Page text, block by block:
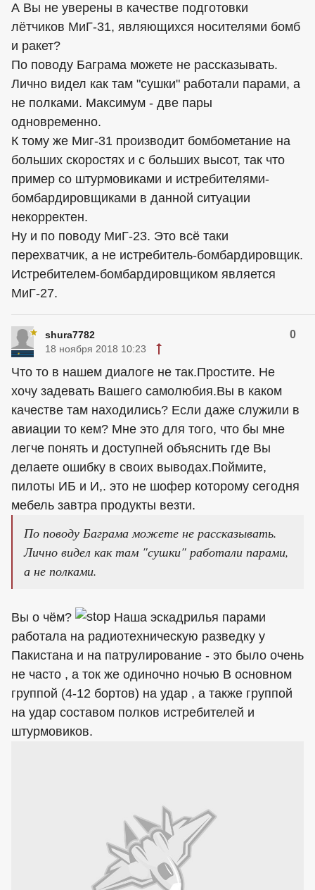
А Вы не уверены в качестве подготовки
лётчиков МиГ-31, являющихся носителями бомб
и ракет?
По поводу Баграма можете не рассказывать.
Лично видел как там "сушки" работали парами, а
не полками. Максимум - две пары
одновременно.
К тому же Миг-31 производит бомбометание на
больших скоростях и с больших высот, так что
пример со штурмовиками и истребителями-
бомбардировщиками в данной ситуации
некорректен.
Ну и по поводу МиГ-23. Это всё таки
перехватчик, а не истребитель-бомбардировщик.
Истребителем-бомбардировщиком является
МиГ-27.
shura7782 0
18 ноября 2018 10:23
Что то в нашем диалоге не так.Простите. Не
хочу задевать Вашего самолюбия.Вы в каком
качестве там находились? Если даже служили в
авиации то кем? Мне это для того, что бы мне
легче понять и доступней объяснить где Вы
делаете ошибку в своих выводах.Поймите,
пилоты ИБ и И,. это не шофер которому сегодня
мебель завтра продукты везти.
По поводу Баграма можете не рассказывать.
Лично видел как там "сушки" работали парами,
а не полками.
Вы о чём?
Наша эскадрилья парами
работала на радиотехническую разведку у
Пакистана и на патрулирование - это было очень
не часто , а ток же одиночно ночью В основном
группой (4-12 бортов) на удар , а также группой
на удар составом полков истребителей и
штурмовиков.